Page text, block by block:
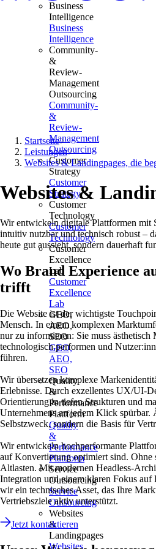
Business
Intelligence
Business
Intelligence
Community-
&
Review-
Management
Outsourcing
Community-
&
Review-
Management
Outsourcing
Customer
Strategy
Customer
Strategy
Customer
Technology
Customer
Technology
Customer
Excellence
Lab
Customer
Excellence
Lab
GEO,
AEO,
SEO
GEO,
AEO,
SEO
Quality
&
Performance
Plattform
Quality
&
Performance
Plattform
Service
Outsourcing
Service
Outsourcing
Websites
&
Landingpages
Websites
Startseite
Leistungen
Websites & Landingpages, die
Websites &
Wir entwickeln digitale Plattformen mit
intuitiv nutzbar und technisch robust –
heute gut aussieht, sondern dauerhaft
Wo Brand Experience
trifft
Die Website ist der wichtigste
Mensch. In einem komplexen
nur zu informieren: Sie muss ästhetisch
technologisch performen und
führen.
Wir übersetzen komplexe
Erlebnisse. Durch exzellentes UX/UI-
Orientierung in tiefen Strukturen und
Unternehmens an jedem Klick spürbar.
Selbstzweck, sondern die Basis für
Wir entwickeln hochperformante
auf Konvertierung optimiert sind. Ohne
Altlasten. Mit modernen Headless-
Integration und einem klaren Fokus auf
wir ein technisches Asset, das Ihre
Vertriebsziele aktiv unterstützt.
Jetzt kontaktieren